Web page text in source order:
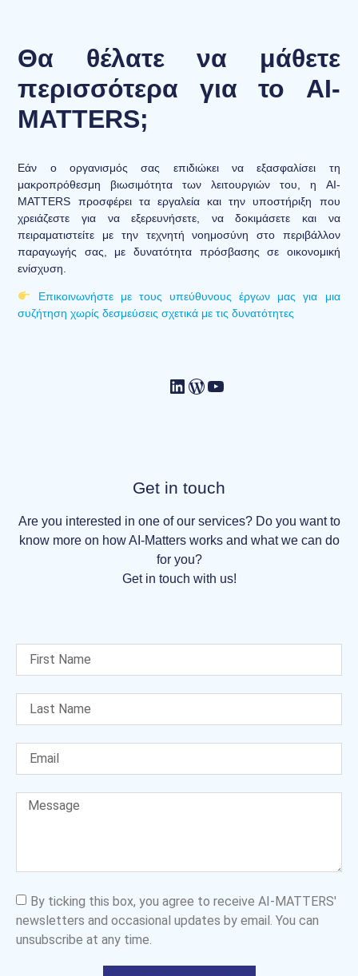
Θα θέλατε να μάθετε
περισσότερα για το AI-
MATTERS;
Εάν ο οργανισμός σας επιδιώκει να εξασφαλίσει τη
μακροπρόθεσμη βιωσιμότητα των λειτουργιών του, η AI-
MATTERS προσφέρει τα εργαλεία και την υποστήριξη που
χρειάζεστε για να εξερευνήσετε, να δοκιμάσετε και να
πειραματιστείτε με την τεχνητή νοημοσύνη στο περιβάλλον
παραγωγής σας, με δυνατότητα πρόσβασης σε οικονομική
ενίσχυση.
Επικοινωνήστε με τους υπεύθυνους έργων μας για μια
συζήτηση χωρίς δεσμεύσεις σχετικά με τις δυνατότητες
Get in touch
Are you interested in one of our services? Do you want to
know more on how AI-Matters works and what we can do
for you?
Get in touch with us!
By ticking this box, you agree to receive AI-MATTERS'
newsletters and occasional updates by email. You can
unsubscribe at any time.